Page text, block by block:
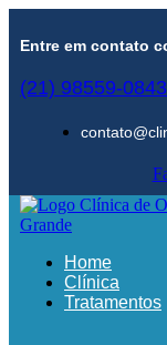
Entre em contato
(21) 98559-0843
Home
Clínica
Tratamentos